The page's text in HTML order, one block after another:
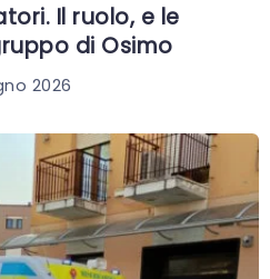
Il ruolo, e le
di Osimo
2026